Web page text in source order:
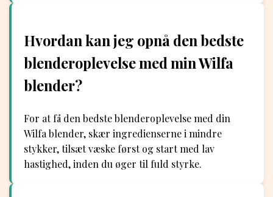
Hvordan kan jeg opnå den bedste
blenderoplevelse med min Wilfa
blender?
For at få den bedste blenderoplevelse med din
Wilfa blender, skær ingredienserne i mindre
stykker, tilsæt væske først og start med lav
hastighed, inden du øger til fuld styrke.